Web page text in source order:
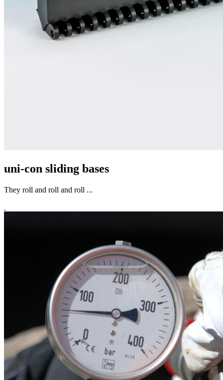
uni-con sliding bases
They roll and roll and roll ...